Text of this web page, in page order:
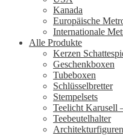
Kanada
Europäische
Internationale
Alle Produkte
Kerzen
Geschenkboxen
Tubeboxen
Schlüsselbretter
Stempelsets
Teelicht Karusell
Teebeutelhalter
Architekturfiguren